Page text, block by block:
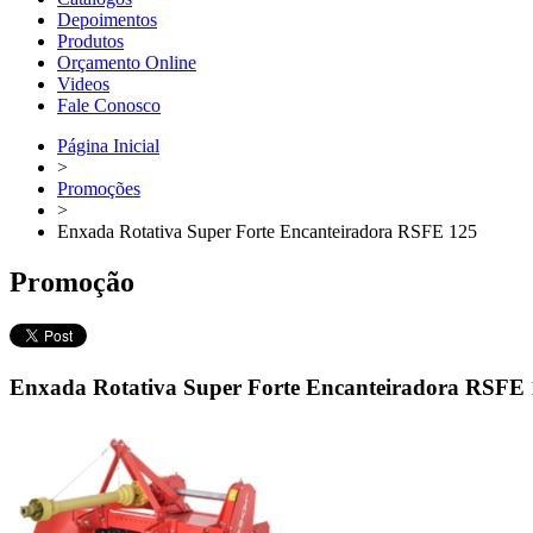
Depoimentos
Produtos
Orçamento Online
Videos
Fale Conosco
Página Inicial
>
Promoções
>
Enxada Rotativa Super Forte Encanteiradora RSFE 125
Promoção
Enxada Rotativa Super Forte Encanteiradora RSFE